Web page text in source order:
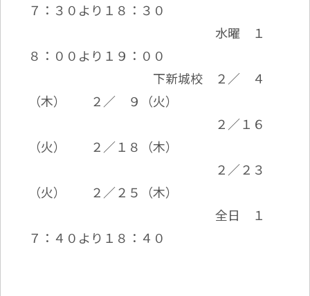
７：３０より１８：３０
水曜 １
８：００より１９：００
下新城校 ２／ ４
（木） ２／ ９（火）
２／１６
（火） ２／１８（木）
２／２３
（火） ２／２５（木）
全日 １
７：４０より１８：４０